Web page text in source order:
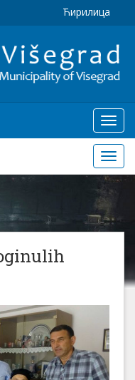
Ћирилица
Glavni
meni